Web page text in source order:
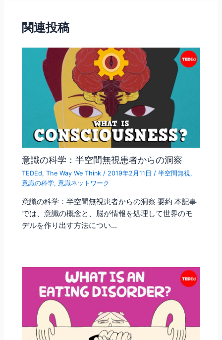
o
o
k
関連投稿
意識の科学：半空間無視患者からの洞察
TEDEd,The Way We Think / 2019年2月11日/半空間無視,
意識の科学,意識ネットワーク
意識の科学：半空間無視患者からの洞察 要約 本記事
では、意識の概念と、脳が情報を処理して世界のモ
デルを作り出す方法につい…